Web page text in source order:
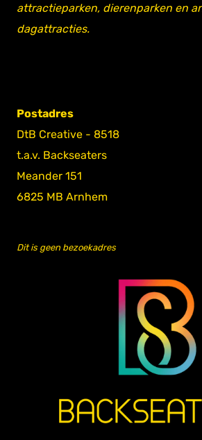
attractieparken, dierenparken en
dagattracties.
Postadres
DtB Creative - 8518
t.a.v. Backseaters
Meander 151
6825 MB Arnhem
Dit is geen bezoekadres